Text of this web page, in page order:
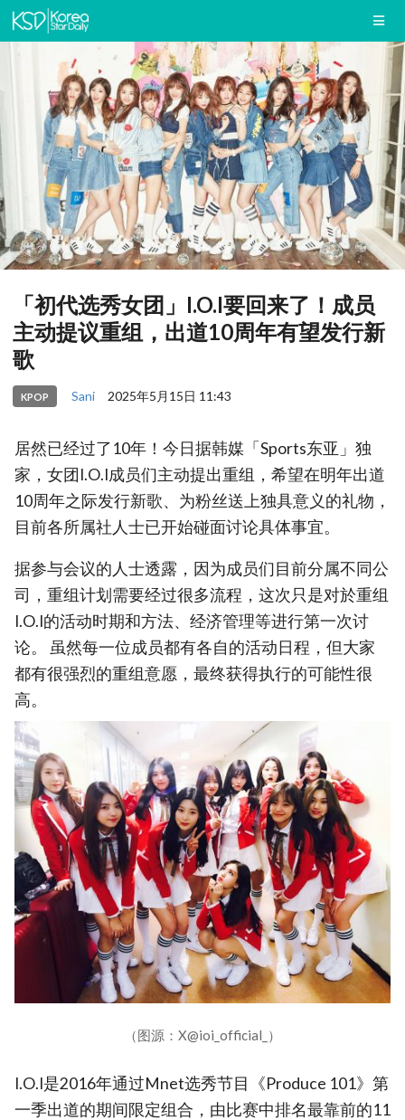
「初代选秀女团」I.O.I要回来了！成员
主动提议重组，出道10周年有望发行新
歌
KPOP Sani 2025年5月15日 11:43
居然已经过了10年！今日据韩媒「Sports东亚」独
家，女团I.O.I成员们主动提出重组，希望在明年出道
10周年之际发行新歌、为粉丝送上独具意义的礼物，
目前各所属社人士已开始碰面讨论具体事宜。
据参与会议的人士透露，因为成员们目前分属不同公
司，重组计划需要经过很多流程，这次只是对於重组
I.O.I的活动时期和方法、经济管理等进行第一次讨
论。 虽然每一位成员都有各自的活动日程，但大家
都有很强烈的重组意愿，最终获得执行的可能性很
高。
（图源：X@ioi_official_）
I.O.I是2016年通过Mnet选秀节目《Produce 101》第
一季出道的期间限定组合，由比赛中排名最靠前的11